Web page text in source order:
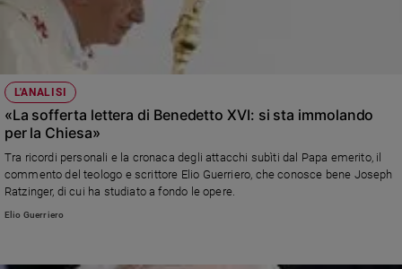
L'ANALISI
«La sofferta lettera di Benedetto XVI: si sta immolando
per la Chiesa»
Tra ricordi personali e la cronaca degli attacchi subìti dal Papa emerito, il
commento del teologo e scrittore Elio Guerriero, che conosce bene Joseph
Ratzinger, di cui ha studiato a fondo le opere.
Elio Guerriero